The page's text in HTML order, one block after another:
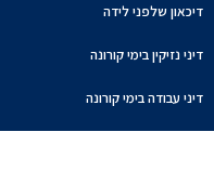
דיכאון שלפני לידה
דיני נזיקין בימי קורונה
דיני עבודה בימי קורונה